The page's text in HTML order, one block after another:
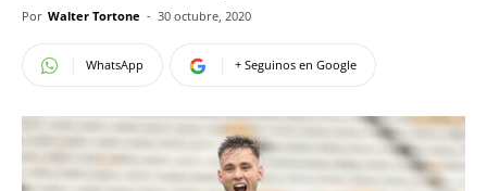
Por Walter Tortone - 30 octubre, 2020
WhatsApp + Seguinos en Google